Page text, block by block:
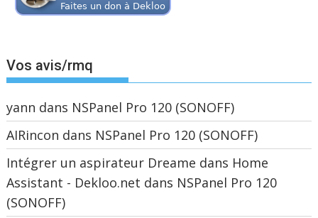
Vos avis/rmq
yann dans NSPanel Pro 120 (SONOFF)
AIRincon dans NSPanel Pro 120 (SONOFF)
Intégrer un aspirateur Dreame dans Home
Assistant - Dekloo.net dans NSPanel Pro 120
(SONOFF)